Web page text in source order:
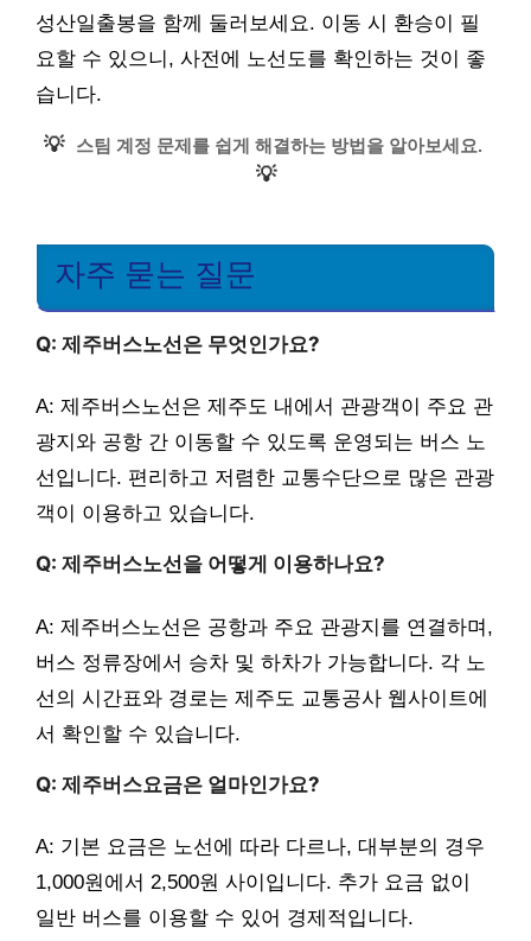
성산일출봉을 함께 둘러보세요. 이동 시 환승이 필
요할 수 있으니, 사전에 노선도를 확인하는 것이 좋
습니다.
💡 스팀 계정 문제를 쉽게 해결하는 방법을 알아보세요.
💡
자주 묻는 질문
Q: 제주버스노선은 무엇인가요?
A: 제주버스노선은 제주도 내에서 관광객이 주요 관
광지와 공항 간 이동할 수 있도록 운영되는 버스 노
선입니다. 편리하고 저렴한 교통수단으로 많은 관광
객이 이용하고 있습니다.
Q: 제주버스노선을 어떻게 이용하나요?
A: 제주버스노선은 공항과 주요 관광지를 연결하며,
버스 정류장에서 승차 및 하차가 가능합니다. 각 노
선의 시간표와 경로는 제주도 교통공사 웹사이트에
서 확인할 수 있습니다.
Q: 제주버스요금은 얼마인가요?
A: 기본 요금은 노선에 따라 다르나, 대부분의 경우
1,000원에서 2,500원 사이입니다. 추가 요금 없이
일반 버스를 이용할 수 있어 경제적입니다.